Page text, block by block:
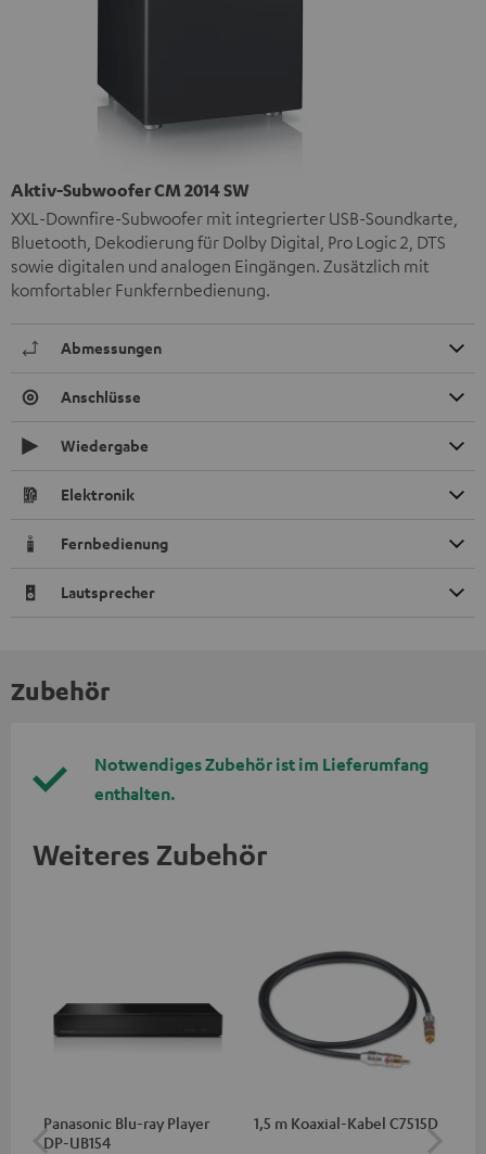
Aktiv-Subwoofer CM 2014 SW
XXL-Downfire-Subwoofer mit integrierter USB-Soundkarte,
Bluetooth, Dekodierung für Dolby Digital, Pro Logic 2, DTS
sowie digitalen und analogen Eingängen. Zusätzlich mit
komfortabler Funkfernbedienung.
Abmessungen
Anschlüsse
Wiedergabe
Elektronik
Fernbedienung
Lautsprecher
Zubehör
Notwendiges Zubehör ist im Lieferumfang
enthalten.
Weiteres Zubehör
Panasonic Blu-ray Player
DP-UB154
1,5 m Koaxial-Kabel C7515D